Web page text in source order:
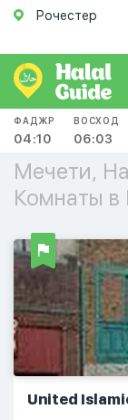
Рочестер
ФАДЖР
04:10
ВОСХОД
06:03
Мечети,
Комнаты в
United